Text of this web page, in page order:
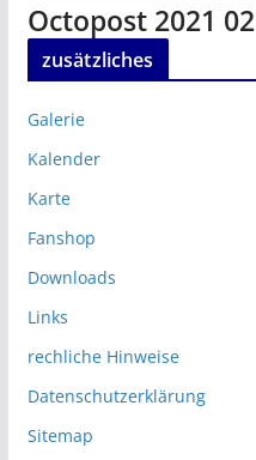
Octopost 2021 02
zusätzliches
Galerie
Kalender
Karte
Fanshop
Downloads
Links
rechliche Hinweise
Datenschutzerklärung
Sitemap